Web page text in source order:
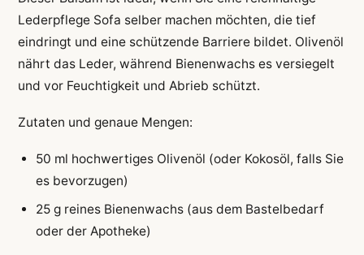
Lederpflege Sofa selber machen möchten, die tief
eindringt und eine schützende Barriere bildet. Olivenöl
nährt das Leder, während Bienenwachs es versiegelt
und vor Feuchtigkeit und Abrieb schützt.
Zutaten und genaue Mengen:
50 ml hochwertiges Olivenöl (oder Kokosöl, falls Sie
es bevorzugen)
25 g reines Bienenwachs (aus dem Bastelbedarf
oder der Apotheke)